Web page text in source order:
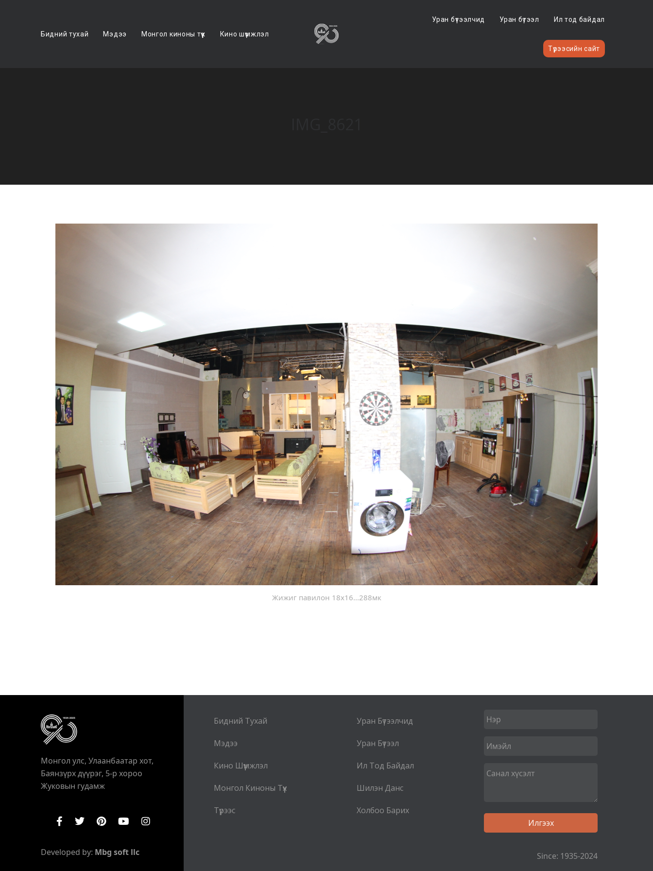
Бидний тухай Мэдээ Монгол киноны түүх Кино шүүмжлэл
Уран бүтээлчид Уран бүтээл Ил тод байдал
Түрээсийн сайт
Жижиг павилон 18х16...288мк
Монгол улс, Улаанбаатар хот,
Баянзүрх дүүрэг, 5-р хороо
Жуковын гудамж
Developed by: Mbg soft llc
Бидний Тухай
Мэдээ
Кино Шүүмжлэл
Монгол Киноны Түүх
Түрээс
Уран Бүтээлчид
Уран Бүтээл
Ил Тод Байдал
Шилэн Данс
Холбоо Барих
Since: 1935-2024